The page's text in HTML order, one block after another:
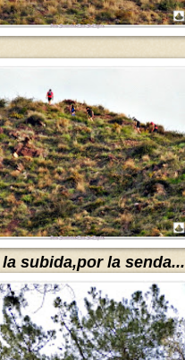
la subida,por la senda...